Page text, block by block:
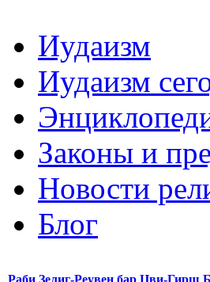
Иудаизм
Иудаизм
Законы и
Новости
Блог